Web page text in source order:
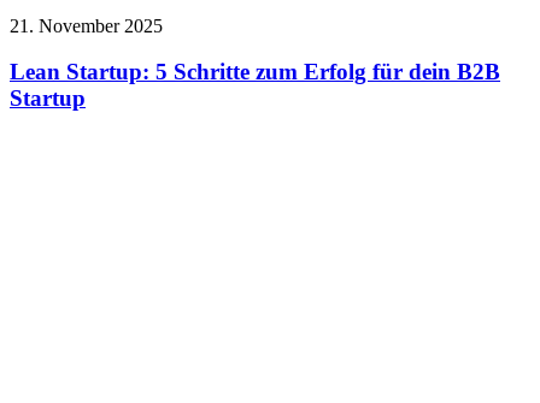
21. November 2025
Lean Startup: 5 Schritte zum Erfolg für dein B2B
Startup